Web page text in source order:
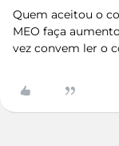
Quem aceitou o
MEO faça
vez convem ler o